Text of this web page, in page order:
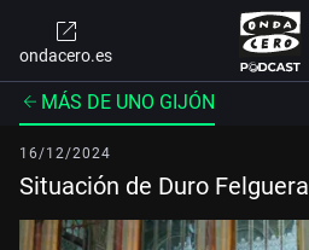
ondacero.es
MÁS DE UNO GIJÓN
16/12/2024
Situación de Duro Felguera